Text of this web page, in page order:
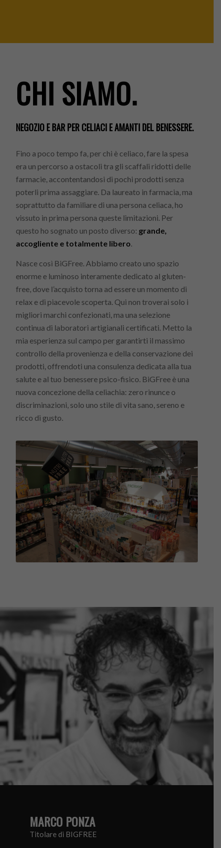
CHI SIAMO.
NEGOZIO E BAR PER CELIACI E AMANTI DEL BENESSERE.
Fino a poco tempo fa, per chi è celiaco, fare la spesa
era un percorso a ostacoli tra gli scaffali ridotti delle
farmacie, accontentandosi di pochi prodotti senza
poterli prima assaggiare. Da laureato in farmacia, ma
soprattutto da familiare di una persona celiaca, ho
vissuto in prima persona queste limitazioni. Per
questo ho sognato un posto diverso: grande,
accogliente e totalmente libero.
Nasce così BiGFree. Abbiamo creato uno spazio
enorme e luminoso interamente dedicato al gluten-
free, dove l’acquisto torna ad essere un momento di
relax e di piacevole scoperta. Qui non troverai solo i
migliori marchi confezionati, ma una selezione
continua di laboratori artigianali certificati. Metto la
mia esperienza sul campo per garantirti il massimo
controllo della provenienza e della conservazione dei
prodotti, offrendoti una consulenza dedicata alla tua
salute e al tuo benessere psico-fisico. BiGFree è una
nuova concezione della celiachia: zero rinunce o
discriminazioni, solo uno stile di vita sano, sereno e
ricco di gusto.
MARCO PONZA
Titolare di BIGFREE